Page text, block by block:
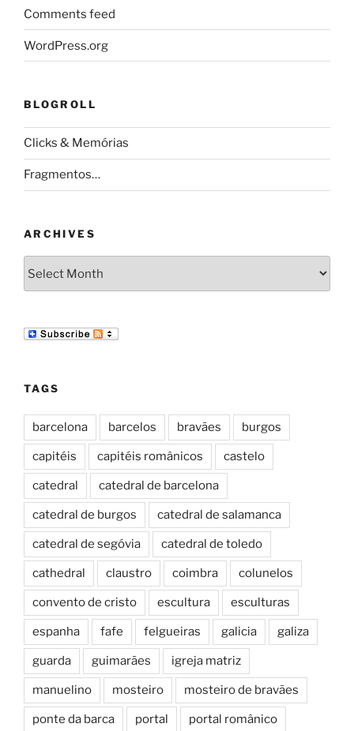
Comments feed
WordPress.org
BLOGROLL
Clicks & Memórias
Fragmentos…
ARCHIVES
TAGS
barcelona barcelos bravães burgos
capitéis capitéis românicos castelo
catedral catedral de barcelona
catedral de burgos catedral de salamanca
catedral de segóvia catedral de toledo
cathedral claustro coimbra colunelos
convento de cristo escultura esculturas
espanha fafe felgueiras galicia galiza
guarda guimarães igreja matriz
manuelino mosteiro mosteiro de bravães
ponte da barca portal portal românico